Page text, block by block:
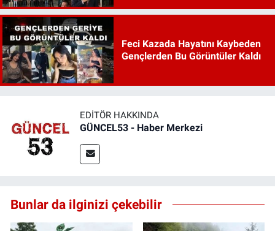
Feci Kazada Hayatını Kaybeden
Gençlerden Bu Görüntüler Kaldı
EDITÖR HAKKINDA
GÜNCEL53 - Haber Merkezi
Bunlar da ilginizi çekebilir